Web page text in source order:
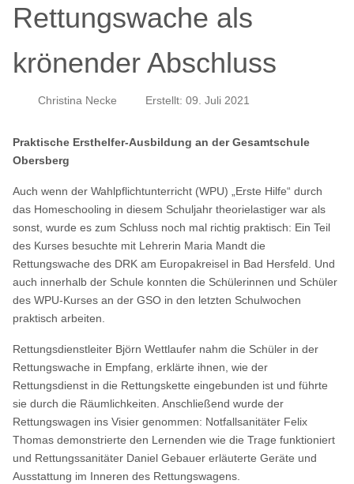
Rettungswache als
krönender Abschluss
Christina Necke Erstellt: 09. Juli 2021
Praktische Ersthelfer-Ausbildung an der Gesamtschule
Obersberg
Auch wenn der Wahlpflichtunterricht (WPU) „Erste Hilfe“ durch
das Homeschooling in diesem Schuljahr theorielastiger war als
sonst, wurde es zum Schluss noch mal richtig praktisch: Ein Teil
des Kurses besuchte mit Lehrerin Maria Mandt die
Rettungswache des DRK am Europakreisel in Bad Hersfeld. Und
auch innerhalb der Schule konnten die Schülerinnen und Schüler
des WPU-Kurses an der GSO in den letzten Schulwochen
praktisch arbeiten.
Rettungsdienstleiter Björn Wettlaufer nahm die Schüler in der
Rettungswache in Empfang, erklärte ihnen, wie der
Rettungsdienst in die Rettungskette eingebunden ist und führte
sie durch die Räumlichkeiten. Anschließend wurde der
Rettungswagen ins Visier genommen: Notfallsanitäter Felix
Thomas demonstrierte den Lernenden wie die Trage funktioniert
und Rettungssanitäter Daniel Gebauer erläuterte Geräte und
Ausstattung im Inneren des Rettungswagens.